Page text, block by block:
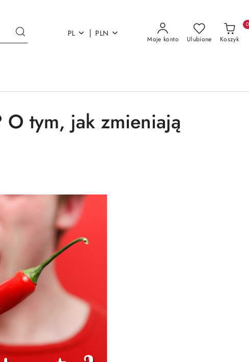
PL | PLN
Moje konto Ulubione Koszyk
0
O tym, jak zmieniają